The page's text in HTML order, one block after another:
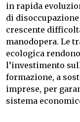
in rapida
di
crescente
manodopera. Le
ecologica
l’investimento
formazione, a
imprese, per
sistema